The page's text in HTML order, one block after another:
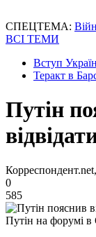
СПЕЦТЕМА:
ВСІ ТЕМИ
Вступ
Теракт в
Путін
0
585
Путін на форумі в